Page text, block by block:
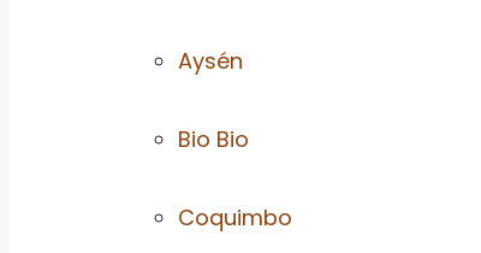
Aysén
Bio Bio
Coquimbo